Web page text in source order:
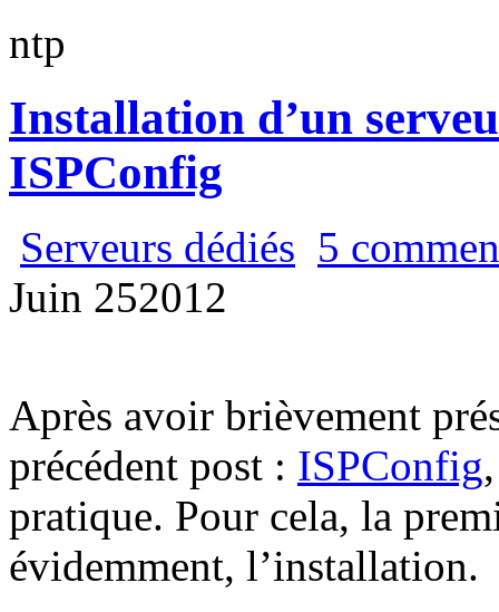
ntp
Installation d’un
ISPConfig
Serveurs dédiés 5
Juin 252012
Après avoir brièvement
précédent post : ISPConfig
pratique. Pour cela, la
évidemment, l’installation.